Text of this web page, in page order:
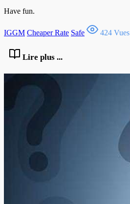
Have fun.
IGGM Cheaper Rate Safe 424 Vues
Lire plus ...